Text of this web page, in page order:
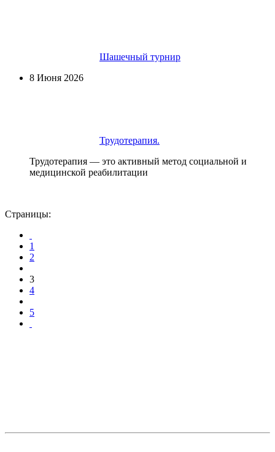
Шашечный турнир
8 Июня 2026
Трудотерапия.
Трудотерапия — это активный метод социальной и
медицинской реабилитации
Страницы:
1
2
3
4
5